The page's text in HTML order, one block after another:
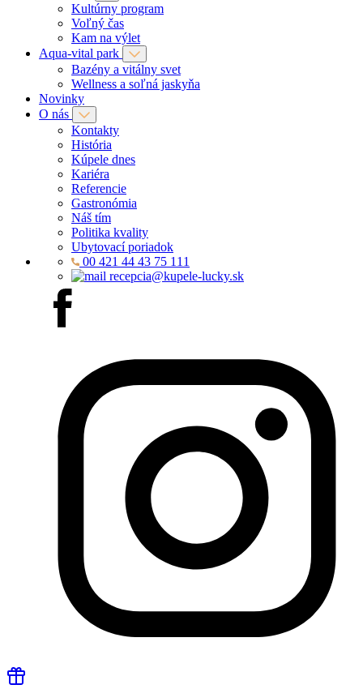
Kultúrny program
Voľný čas
Kam na výlet
Aqua-vital park
Bazény a vitálny svet
Wellness a soľná jaskyňa
Novinky
O nás
Kontakty
História
Kúpele dnes
Kariéra
Referencie
Gastronómia
Náš tím
Politika kvality
Ubytovací poriadok
00 421 44 43 75 111
recepcia@kupele-lucky.sk